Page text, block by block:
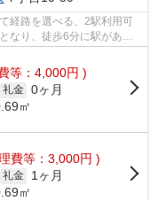
経路を選べる、2駅利用可
なり、徒歩6分に駅があり
等：4,000円 )
礼金 0ヶ月
㎡
費等：3,000円 )
礼金
1ヶ月
㎡